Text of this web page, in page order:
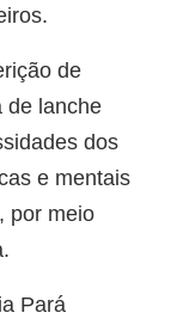
de
de lanche
dos
e mentais
por meio
Pará